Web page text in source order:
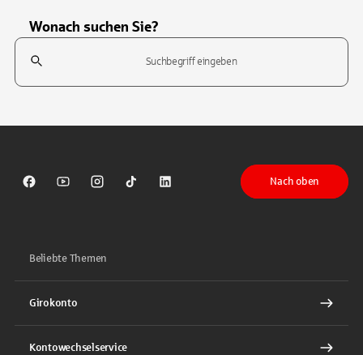
Wonach suchen Sie?
Suchfeld
Sparkasse auf Facebook
Sparkasse auf Youtube
Sparkasse auf Instagram
Sparkasse auf TikTok
Sparkasse auf LinkedIn
Nach oben
Beliebte Themen
Girokonto
Kontowechselservice